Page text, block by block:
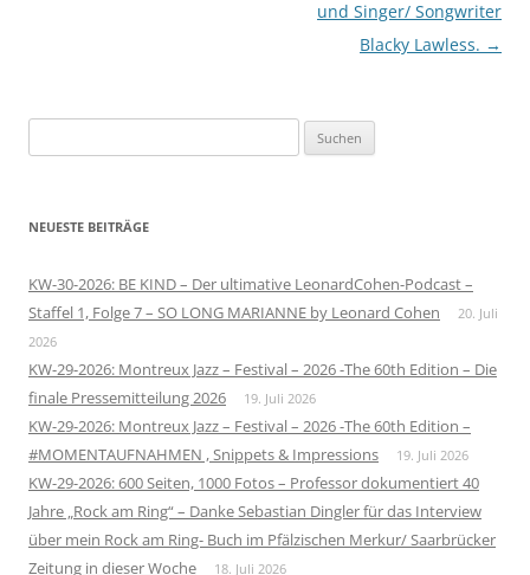
und Singer/ Songwriter
Blacky Lawless. →
nach:
NEUESTE BEITRÄGE
KW-30-2026: BE KIND – Der ultimative LeonardCohen-Podcast –
Staffel 1, Folge 7 – SO LONG MARIANNE by Leonard Cohen
20. Juli
2026
KW-29-2026: Montreux Jazz – Festival – 2026 -The 60th Edition – Die
finale Pressemitteilung 2026
19. Juli 2026
KW-29-2026: Montreux Jazz – Festival – 2026 -The 60th Edition –
#MOMENTAUFNAHMEN , Snippets & Impressions
19. Juli 2026
KW-29-2026: 600 Seiten, 1000 Fotos – Professor dokumentiert 40
Jahre „Rock am Ring“ – Danke Sebastian Dingler für das Interview
über mein Rock am Ring- Buch im Pfälzischen Merkur/ Saarbrücker
Zeitung in dieser Woche
18. Juli 2026